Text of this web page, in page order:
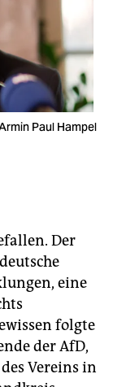
Paul Hampel
Der
eine
folgte
der AfD,
Vereins in